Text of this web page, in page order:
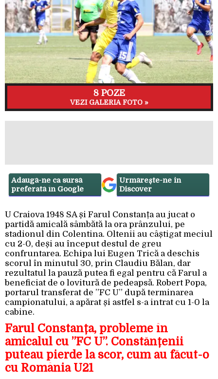
8 POZE
VEZI GALERIA FOTO »
Adaugă-ne ca sursă
preferată în Google
Urmărește-ne in
Discover
U Craiova 1948 SA și Farul Constanța au jucat o
partidă amicală sâmbătă la ora prânzului, pe
stadionul din Colentina. Oltenii au câștigat meciul
cu 2-0, deși au început destul de greu
confruntarea. Echipa lui Eugen Trică a deschis
scorul în minutul 30, prin Claudiu Bălan, dar
rezultatul la pauză putea fi egal pentru că Farul a
beneficiat de o lovitură de pedeapsă. Robert Popa,
portarul transferat de ”FC U” după terminarea
campionatului, a apărat și astfel s-a intrat cu 1-0 la
cabine.
Farul Constanța, probleme în
amicalul cu ”FC U”. Constănțenii
puteau pierde la scor, cum au făcut-o
cu România U21